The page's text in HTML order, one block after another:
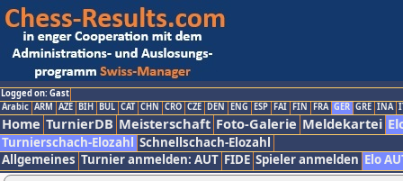
Logged on: Gast
Arabic ARM AZE BIH BUL CAT CHN CRO CZE DEN ENG ESP FAI FIN FRA GER GRE INA
Home TurnierDB Meisterschaft Foto-Galerie Meldekartei
Turnierschach-Elozahl Schnellschach-Elozahl
Allgemeines Turnier anmelden: AUT FIDE Spieler anmelden Elo